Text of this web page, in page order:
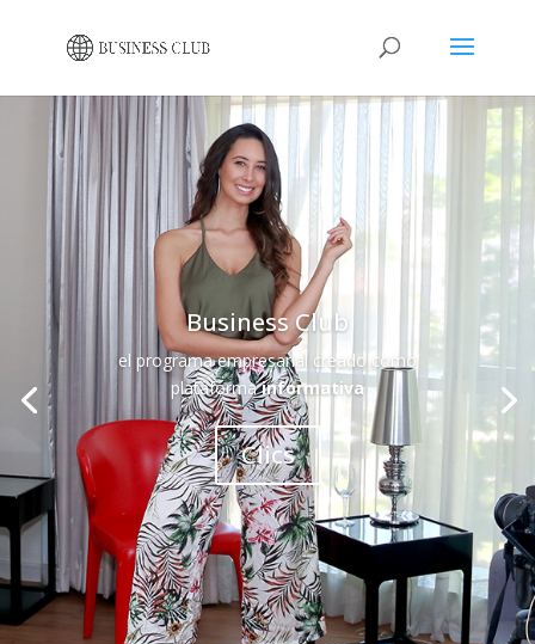
Business Club
el programa empresarial creado como
plataformainformativa
Clics